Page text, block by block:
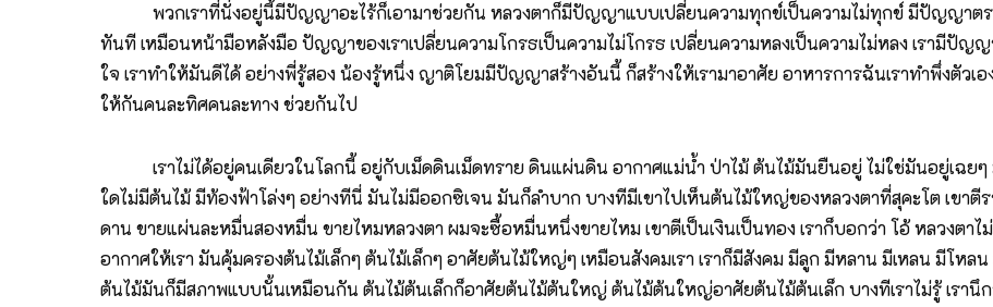
พวกเราที่นั่งอยู่นี้มีปัญญาอะไร้ก็เอามาช่วยกัน หลวงตาก็มีปัญญาแบบเปลี่ยนความทุกข์เป็นความไม่ทุกข์ มีปัญญาตรงนี้
ทันที เหมือนหน้ามือหลังมือ ปัญญาของเราเปลี่ยนความโกรธเป็นความไม่โกรธ เปลี่ยนความหลงเป็นความไม่หลง เรามีปัญ
ใจ เราทำให้มันดีได้ อย่างพี่รู้สอง น้องรู้หนึ่ง ญาติโยมมีปัญญาสร้างอันนี้ ก็สร้างให้เรามาอาศัย อาหารการฉันเราทำพึ่งตั
ให้กันคนละทิศคนละทาง ช่วยกันไป
เราไม่ได้อยู่คนเดียวในโลกนี้ อยู่กับเม็ดดินเม็ดทราย ดินแผ่นดิน อากาศแม่น้ำ ป่าไม้ ต้นไม้มันยืนอยู่ ไม่ใช่มันอยู่เฉยๆ
ใดไม่มีต้นไม้ มีท้องฟ้าโล่งๆ อย่างทีนี่ มันไม่มีออกซิเจน มันก็ลำบาก บางทีมีเขาไปเห็นต้นไม้ใหญ่ของหลวงตาที่สุคะโต เขา
ดาน ขายแผ่นละหมื่นสองหมื่น ขายไหมหลวงตา ผมจะซื้อหมื่นหนึ่งขายไหม เขาตีเป็นเงินเป็นทอง เราก็บอกว่า โอ้ หลวงต
อากาศให้เรา มันคุ้มครองต้นไม้เล็กๆ ต้นไม้เล็กๆ อาศัยต้นไม้ใหญ่ๆ เหมือนสังคมเรา เราก็มีสังคม มีลูก มีหลาน มีเหลน มีโห
ต้นไม้มันก็มีสภาพแบบนั้นเหมือนกัน ต้นไม้ต้นเล็กก็อาศัยต้นไม้ต้นใหญ่ ต้นไม้ต้นใหญ่อาศัยต้นไม้ต้นเล็ก บางทีเราไม่รู้ เรานึกว่